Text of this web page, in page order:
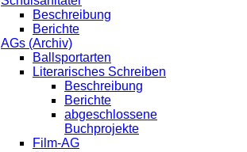
Beschreibung
Berichte
AGs (Archiv)
Ballsportarten
Literarisches Schreiben
Beschreibung
Berichte
abgeschlossene
Buchprojekte
Film-AG